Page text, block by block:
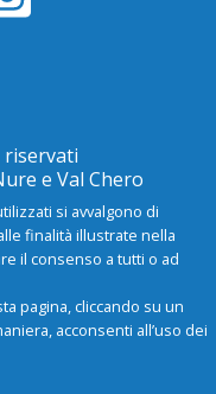
e Val Chero
Policy
si avvalgono di
finalità illustrate nella
il consenso a tutti o ad
pagina, cliccando su un
acconsenti all’uso dei